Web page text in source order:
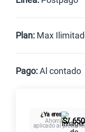
Postpago
Plan: Max
Paga solo
Pago:Al contado
¿Ya eres
AhorraS/ 650
aplicado al precio